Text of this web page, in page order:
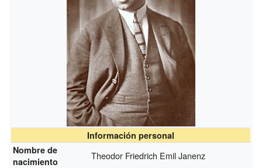
Información personal
Nombre de
nacimiento
Theodor Friedrich Emil Janenz